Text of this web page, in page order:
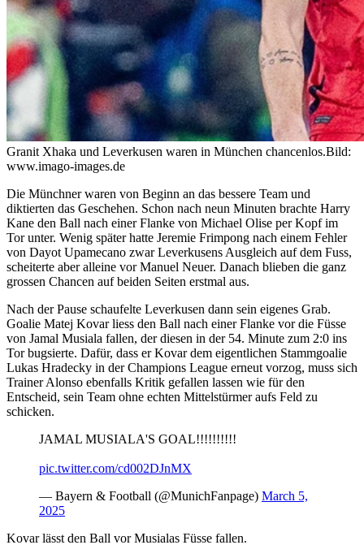
Granit Xhaka und Leverkusen waren in München chancenlos.Bild:
www.imago-images.de
Die Münchner waren von Beginn an das bessere Team und
diktierten das Geschehen. Schon nach neun Minuten brachte Harry
Kane den Ball nach einer Flanke von Michael Olise per Kopf im
Tor unter. Wenig später hatte Jeremie Frimpong nach einem Fehler
von Dayot Upamecano zwar Leverkusens Ausgleich auf dem Fuss,
scheiterte aber alleine vor Manuel Neuer. Danach blieben die ganz
grossen Chancen auf beiden Seiten erstmal aus.
Nach der Pause schaufelte Leverkusen dann sein eigenes Grab.
Goalie Matej Kovar liess den Ball nach einer Flanke vor die Füsse
von Jamal Musiala fallen, der diesen in der 54. Minute zum 2:0 ins
Tor bugsierte. Dafür, dass er Kovar dem eigentlichen Stammgoalie
Lukas Hradecky in der Champions League erneut vorzog, muss sich
Trainer Alonso ebenfalls Kritik gefallen lassen wie für den
Entscheid, sein Team ohne echten Mittelstürmer aufs Feld zu
schicken.
JAMAL MUSIALA'S GOAL!!!!!!!!!!
pic.twitter.com/cd002DJnMX
— Bayern & Football (@MunichFanpage) March 5,
2025
Kovar lässt den Ball vor Musialas Füsse fallen.